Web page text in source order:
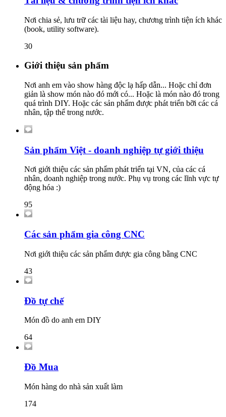
Nơi chia sẻ, lưu trữ các tài liệu hay, chương trình tiện ích khác
(book, utility software).
30
Giới thiệu sản phẩm
Nơi anh em vào show hàng độc lạ hấp dẫn... Hoặc chỉ đơn
giản là show món nào đó mới có... Hoặc là món nào đó trong
quá trình DIY. Hoặc các sản phẩm được phát triển bỡi các cá
nhân, tập thể trong nước.
Sản phẩm Việt - doanh nghiệp tự giới thiệu
Nơi giới thiệu các sản phẩm phát triển tại VN, của các cá
nhân, doanh nghiệp trong nước. Phụ vụ trong các lĩnh vực tự
động hóa :)
95
Các sản phẩm gia công CNC
Nơi giới thiệu các sản phẩm được gia công bằng CNC
43
Đồ tự chế
Món đồ do anh em DIY
64
Đồ Mua
Món hàng do nhà sản xuất làm
174